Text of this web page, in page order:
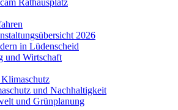
Rathausplatz
2026
in Lüdenscheid
und Wirtschaft
und Nachhaltigkeit
und Grünplanung